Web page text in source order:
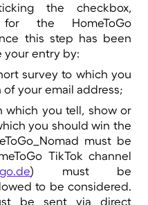
the checkbox,
the HomeToGo
this step has been
your entry by:
survey to which you
your email address;
which you tell, show or
you should win the
must be
TikTok channel
) must be
to be considered.
be sent via direct